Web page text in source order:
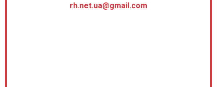
rh.net.ua@gmail.com